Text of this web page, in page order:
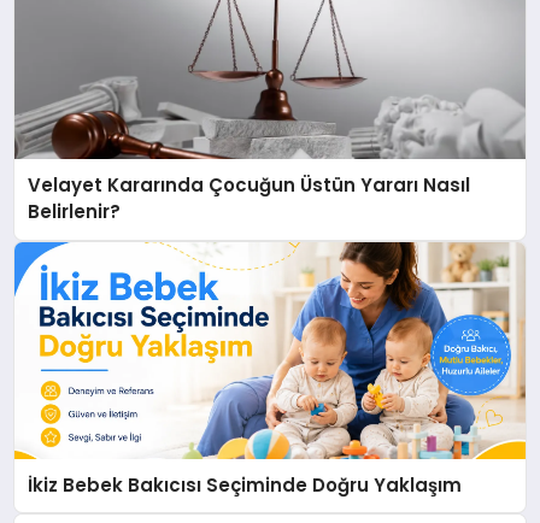
Velayet Kararında Çocuğun Üstün Yararı Nasıl
Belirlenir?
İkiz Bebek Bakıcısı Seçiminde Doğru Yaklaşım